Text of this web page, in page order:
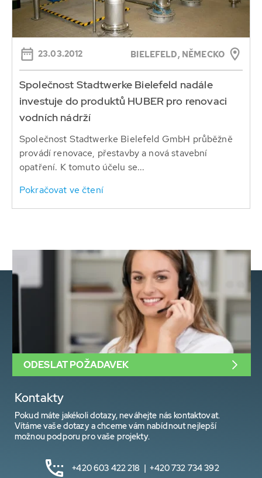
23.03.2012 BIELEFELD, NĚMECKO
Společnost Stadtwerke Bielefeld nadále
investuje do produktů HUBER pro renovaci
vodních nádrží
Společnost Stadtwerke Bielefeld GmbH průběžně
provádí renovace, přestavby a nová stavební
opatření. K tomuto účelu se...
Pokračovat ve čtení
Kontakty
Pokud máte jakékoli dotazy, neváhejte nás kontaktovat.
Vítáme vaše dotazy a chceme vám nabídnout nejlepší
možnou podporu pro vaše projekty.
+420 603 422 218 | +420 732 734 392
ODESLAT POŽADAVEK